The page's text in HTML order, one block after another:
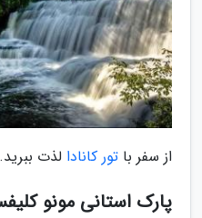
از سفر با تور کانادا لذت ببرید.
پارک استانی مونو